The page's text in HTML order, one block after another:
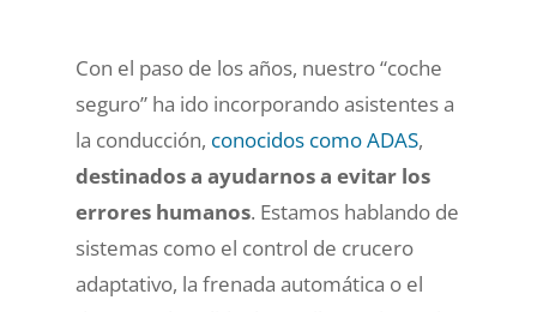
Con el paso de los años, nuestro “coche
seguro” ha ido incorporando asistentes a
la conducción, conocidos como ADAS,
destinados a ayudarnos a evitar los
errores humanos. Estamos hablando de
sistemas como el control de crucero
adaptativo, la frenada automática o el